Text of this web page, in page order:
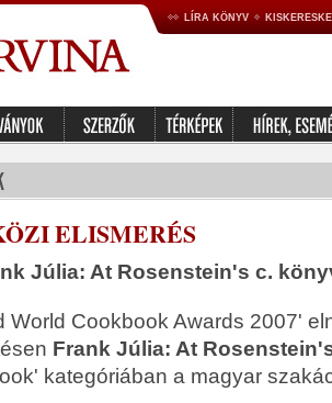
LÍRA KÖNYV
ELISMERÉS
Júlia: At Rosenstein's c.
World Cookbook Awards 2007'
Frank Júlia: At
kategóriában a magyar